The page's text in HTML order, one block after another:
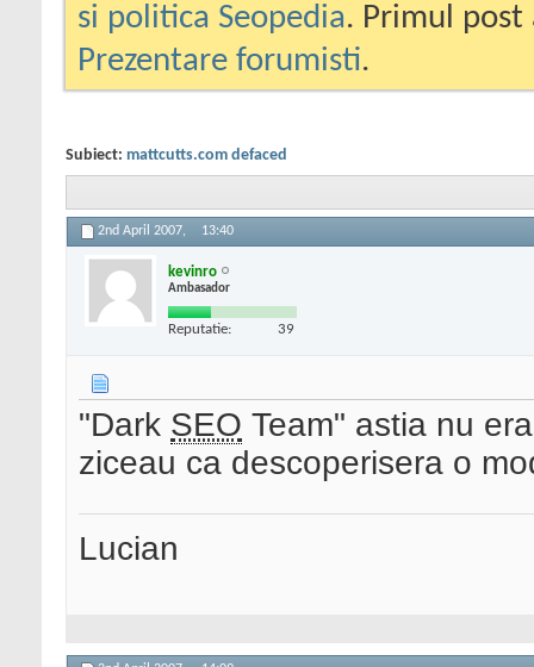
si politica Seopedia. Primul
Prezentare forumisti.
Subiect: mattcutts.com defaced
2nd April 2007, 13:40
kevinro
Ambasador
Reputatie: 39
"Dark SEO Team" astia nu
ziceau ca descoperisera o
Lucian